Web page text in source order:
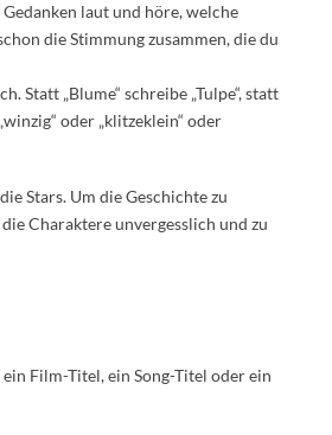
laut und höre, welche
die Stimmung zusammen, die du
„Blume“ schreibe „Tulpe“, statt
oder „klitzeklein“ oder
Stars. Um die Geschichte zu
Charaktere unvergesslich und zu
Film-Titel, ein Song-Titel oder ein